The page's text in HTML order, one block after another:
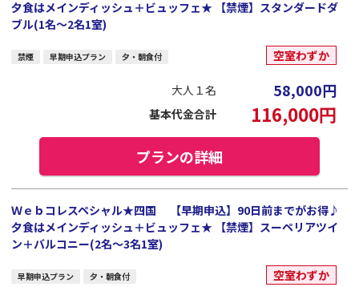
夕食はメインディッシュ＋ビュッフェ★ 【禁煙】スタンダードダ
ブル(1名～2名1室)
禁煙 早期申込プラン 夕・朝食付 空室わずか
大人１名 58,000円
基本代金合計 116,000円
プランの詳細
Ｗｅｂコレスペシャル★四国 【早期申込】90日前までがお得♪
夕食はメインディッシュ＋ビュッフェ★ 【禁煙】スーペリアツイ
ン＋バルコニー(2名～3名1室)
早期申込プラン 夕・朝食付 空室わずか